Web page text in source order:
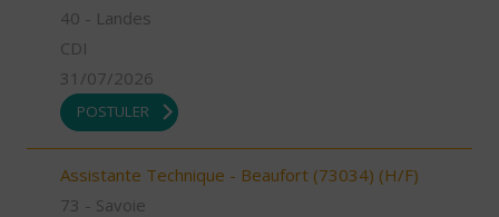
40 - Landes
CDI
31/07/2026
POSTULER
Assistante Technique - Beaufort (73034) (H/F)
73 - Savoie